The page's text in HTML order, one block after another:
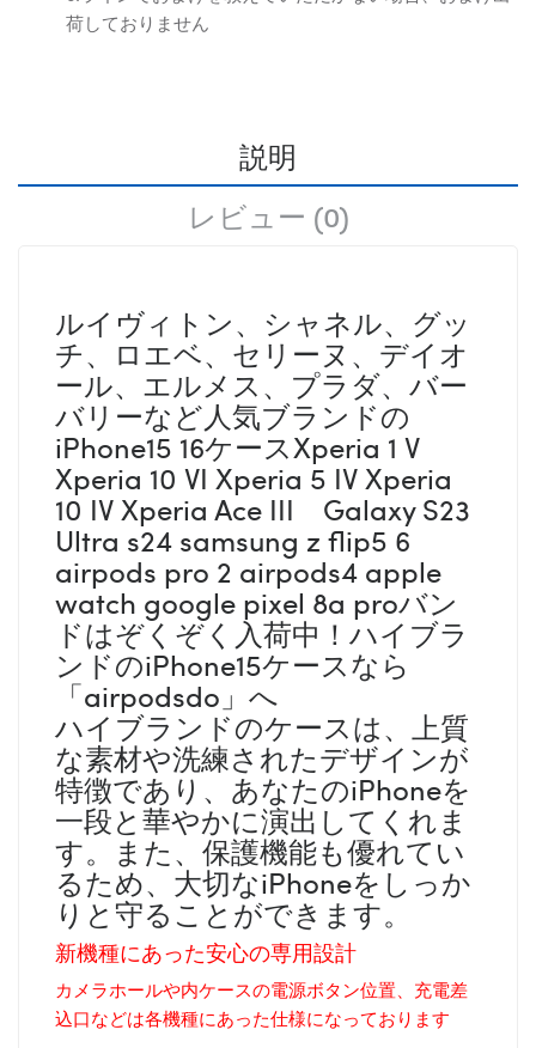
荷しておりません
説明
レビュー (0)
ルイヴィトン、シャネル、グッ
チ、ロエベ、セリーヌ、デイオ
ール、エルメス、プラダ、バー
バリーなど人気ブランドの
iPhone15 16ケースXperia 1 V
Xperia 10 VI Xperia 5 IV Xperia
10 IV Xperia Ace III Galaxy S23
Ultra s24 samsung z flip5 6
airpods pro 2 airpods4 apple
watch google pixel 8a proバン
ドはぞくぞく入荷中！ハイブラ
ンドのiPhone15ケースなら
「airpodsdo」へ
ハイブランドのケースは、上質
な素材や洗練されたデザインが
特徴であり、あなたのiPhoneを
一段と華やかに演出してくれま
す。また、保護機能も優れてい
るため、大切なiPhoneをしっか
りと守ることができます。
新機種にあった安心の専用設計
カメラホールや内ケースの電源ボタン位置、充電差
込口などは各機種にあった仕様になっております